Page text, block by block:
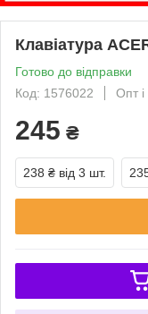
Клавіатура
Готово до відправки
Код: 1576022
Опт і
245 ₴
238 ₴ від 3 шт.